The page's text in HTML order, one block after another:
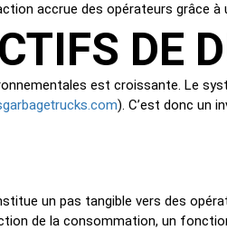
accrue des opérateurs grâce
DE
est croissante. Le
). C’est donc un
un pas tangible vers des
de la consommation, un